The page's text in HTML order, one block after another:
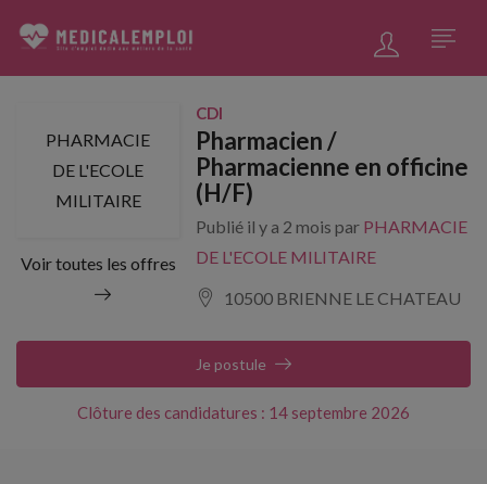
PHARMACIE
DE L'ECOLE
MILITAIRE
Voir toutes les offres
CDI
Pharmacien /
Pharmacienne en officine
(H/F)
Publié il y a 2 mois par PHARMACIE
DE L'ECOLE MILITAIRE
10500 BRIENNE LE CHATEAU
Clôture des candidatures : 14 septembre 2026
Je postule